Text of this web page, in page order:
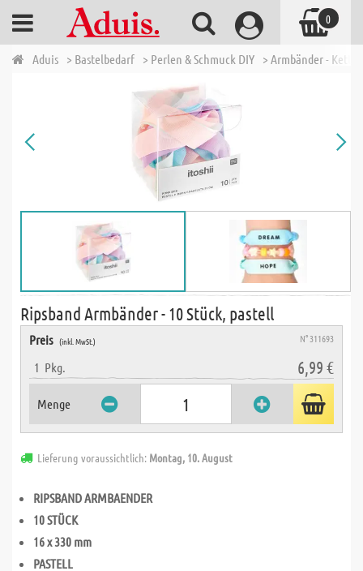
Aduis > Bastelbedarf > Perlen & Schmuck DIY > Armbänder -
Ripsband Armbänder - 10 Stück, pastell
Preis (inkl. MwSt.) N° 311693
1 Pkg. 6,99 €
Menge
Lieferung voraussichtlich: Montag, 10. August
RIPSBAND ARMBAENDER
10 STÜCK
16 x 330 mm
PASTELL
0